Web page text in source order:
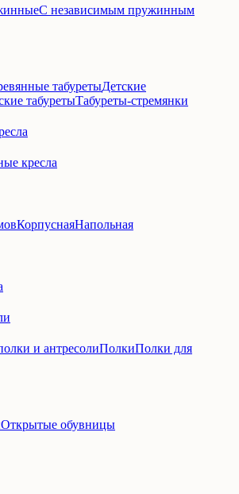
С независимым пружинным
табуретыДетские
табуретыТабуреты-стремянки
кресла
КорпуснаяНапольная
и антресолиПолкиПолки для
Открытые обувницы